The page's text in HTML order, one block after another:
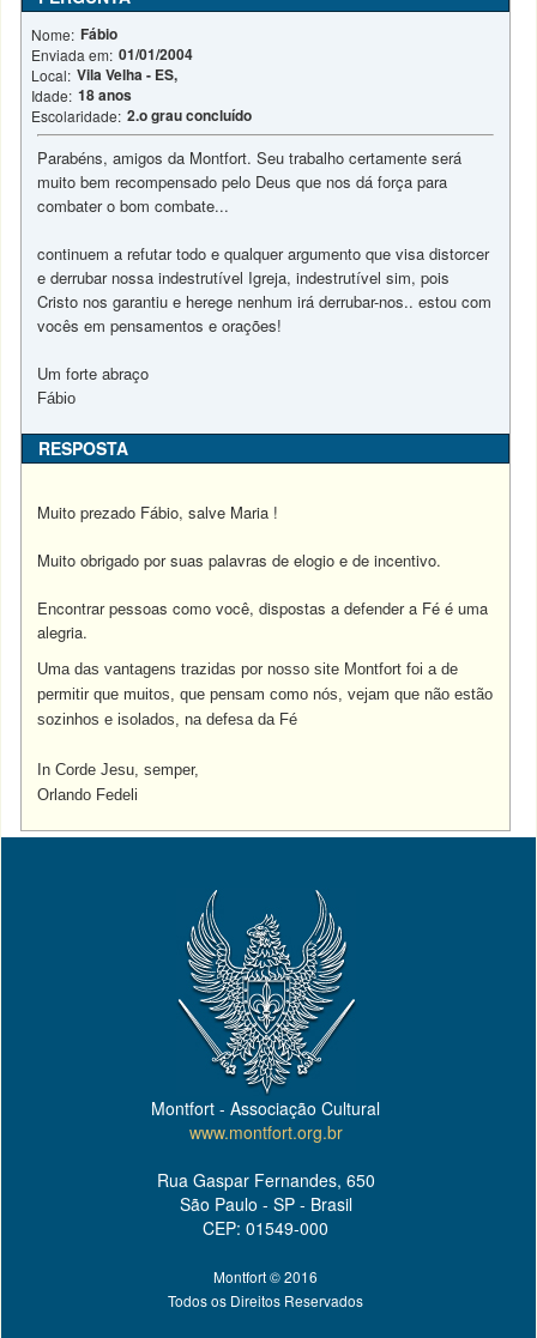
Nome: Fábio
Enviada em: 01/01/2004
Local: Vila Velha - ES,
Idade: 18 anos
Escolaridade: 2.o grau concluído
Parabéns, amigos da Montfort. Seu trabalho certamente será
muito bem recompensado pelo Deus que nos dá força para
combater o bom combate...
continuem a refutar todo e qualquer argumento que visa distorcer
e derrubar nossa indestrutível Igreja, indestrutível sim, pois
Cristo nos garantiu e herege nenhum irá derrubar-nos.. estou com
vocês em pensamentos e orações!
Um forte abraço
Fábio
RESPOSTA
Muito prezado Fábio, salve Maria !
Muito obrigado por suas palavras de elogio e de incentivo.
Encontrar pessoas como você, dispostas a defender a Fé é uma
alegria.
Uma das vantagens trazidas por nosso site Montfort foi a de
permitir que muitos, que pensam como nós, vejam que não estão
sozinhos e isolados, na defesa da Fé
In Corde Jesu, semper,
Orlando Fedeli
Montfort - Associação Cultural
www.montfort.org.br
Rua Gaspar Fernandes, 650
São Paulo - SP - Brasil
CEP: 01549-000
Montfort © 2016
Todos os Direitos Reservados